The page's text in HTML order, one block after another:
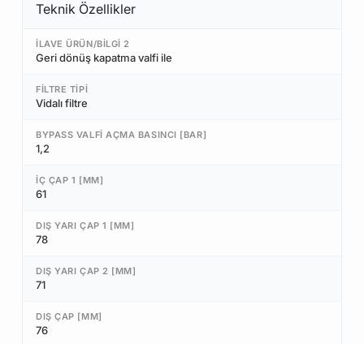
Teknik Özellikler
İLAVE ÜRÜN/BILGI 2
Geri dönüş kapatma valfi ile
FILTRE TIPI
Vidalı filtre
BYPASS VALFI AÇMA BASINCI [BAR]
1,2
İÇ ÇAP 1 [MM]
61
DIŞ YARI ÇAP 1 [MM]
78
DIŞ YARI ÇAP 2 [MM]
71
DIŞ ÇAP [MM]
76